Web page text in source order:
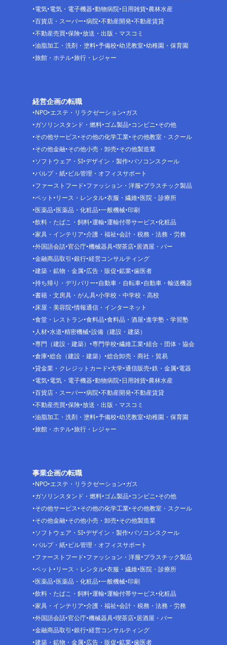
電気 電気・電子機器 動物病院 日用雑貨 農林水産
百貨店・スーパー 病院 不動産開発 不動産賃貸
不動産売買 保険 放送・出版・マスコミ
油脂加工・洗剤・塗料 予備校 幼児教室 幼稚園・保育園
旅館・ホテル 旅行・レジャー
経営企画の転職
NPO エステ・リラクゼーション ガス
ガソリンスタンド・燃料 ゴム製品 コンビニ その他
その他サービス その他の化学工業 その他教室・スクール
その他金融 その他小売・卸売 その他製造業
ソフトウェア・SI デザイン・製作 パソコンスクール
パルプ・紙 ビル管理・オフィスサポート
ファーストフード ファッション・洋服 プラスチック製品
ペット リース・レンタル 衣服・繊維 医院・診療所
医薬品 医薬品・化粧品 一般機械 印刷
飲料・たばこ・飼料 運輸 運輸付帯サービス 化粧品
家具・インテリア 介護・福祉 会計・税務・法務・労務
外国語会話 官公庁 機械器具 喫茶店 居酒屋・バー
金融商品取引 銀行 経営コンサルティング
建築・鉱物・金属 広告・販促 鉱業 歯医者
持ち帰り・デリバリー 自動車・自転車 自動車・輸送機器
書籍・文房具・がん具 小学校・中学校・高校
床屋・美容院 情報通信・インターネット
食堂・レストラン 食料品 食料品・酒屋 進学塾・学習塾
人材 水道 精密機械 設備（建設・建築）
専門（建設・建築）
専門学校 繊維工業 組合・団体・協会
倉庫 総合（建設・建築）
総合卸売・商社・貿易
貸金業・クレジットカード 大学 通信販売 鉄・金属 電器
電気 電気・電子機器 動物病院 日用雑貨 農林水産
百貨店・スーパー 病院 不動産開発 不動産賃貸
不動産売買 保険 放送・出版・マスコミ
油脂加工・洗剤・塗料 予備校 幼児教室 幼稚園・保育園
旅館・ホテル 旅行・レジャー
事業企画の転職
NPO エステ・リラクゼーション ガス
ガソリンスタンド・燃料 ゴム製品 コンビニ その他
その他サービス その他の化学工業 その他教室・スクール
その他金融 その他小売・卸売 その他製造業
ソフトウェア・SI デザイン・製作 パソコンスクール
パルプ・紙 ビル管理・オフィスサポート
ファーストフード ファッション・洋服 プラスチック製品
ペット リース・レンタル 衣服・繊維 医院・診療所
医薬品 医薬品・化粧品 一般機械 印刷
飲料・たばこ・飼料 運輸 運輸付帯サービス 化粧品
家具・インテリア 介護・福祉 会計・税務・法務・労務
外国語会話 官公庁 機械器具 喫茶店 居酒屋・バー
金融商品取引 銀行 経営コンサルティング
建築・鉱物・金属 広告・販促 鉱業 歯医者